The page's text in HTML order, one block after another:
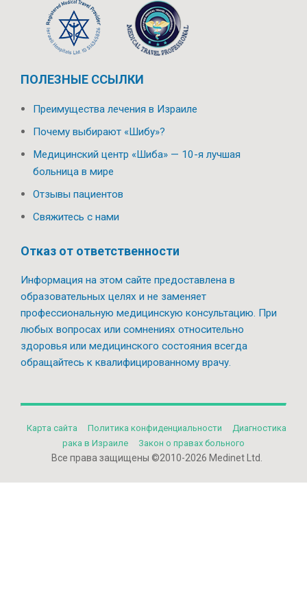
ПОЛЕЗНЫЕ ССЫЛКИ
Преимущества лечения в Израиле
Почему выбирают «Шибу»?
Медицинский центр «Шиба» — 10-я лучшая
больница в мире
Отзывы пациентов
Свяжитесь с нами
Отказ от ответственности
Информация на этом сайте предоставлена в
образовательных целях и не заменяет
профессиональную медицинскую консультацию. При
любых вопросах или сомнениях относительно
здоровья или медицинского состояния всегда
обращайтесь к квалифицированному врачу.
Карта сайта Политикa конфиденциальности
Диагностика
рака в Израиле
Закон о правах больного
Все права защищены ©2010-2026 Medinet Ltd.